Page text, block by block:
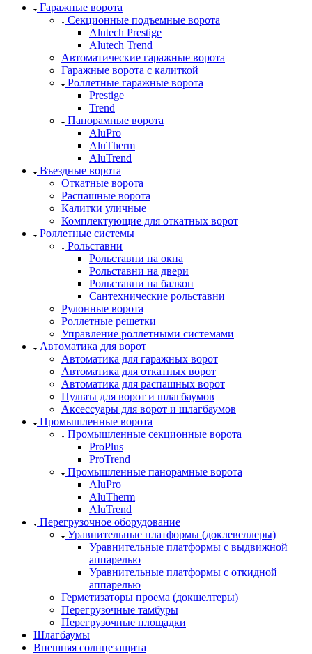
Гаражные ворота
Секционные подъемные ворота
Alutech Prestige
Alutech Trend
Автоматические гаражные ворота
Гаражные ворота с калиткой
Роллетные гаражные ворота
Prestige
Trend
Панорамные ворота
AluPro
AluTherm
AluTrend
Въездные ворота
Откатные ворота
Распашные ворота
Калитки уличные
Комплектующие для откатных ворот
Роллетные системы
Рольставни
Рольставни на окна
Рольставни на двери
Рольставни на балкон
Сантехнические рольставни
Рулонные ворота
Роллетные решетки
Управление роллетными системами
Автоматика для ворот
Автоматика для гаражных ворот
Автоматика для откатных ворот
Автоматика для распашных ворот
Пульты для ворот и шлагбаумов
Аксессуары для ворот и шлагбаумов
Промышленные ворота
Промышленные секционные ворота
ProPlus
ProTrend
Промышленные панорамные ворота
AluPro
AluTherm
AluTrend
Перегрузочное оборудование
Уравнительные платформы (доклевеллеры)
Уравнительные платформы с выдвижной
аппарелью
Уравнительные платформы с откидной
аппарелью
Герметизаторы проема (докшелтеры)
Перегрузочные тамбуры
Перегрузочные площадки
Шлагбаумы
Внешняя солнцезащита